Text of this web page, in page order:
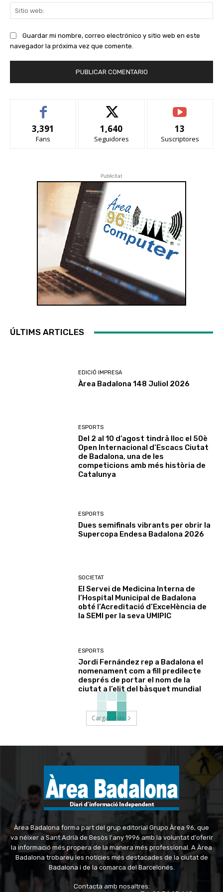
Guardar mi nombre, correo electrónico y sitio web en este
navegador la próxima vez que comente.
3,391
Fans
1,640
Seguidores
13
Suscriptores
Publicitat
ÚLTIMS ARTICLES
EDICIÓ IMPRESA
Àrea Badalona 148 Juliol 2026
ESPORTS
Del 2 al 10 d’agost tindrà lloc el 50è
Open Internacional d’Escacs Ciutat
de Badalona, una de les
competicions amb més història de
Catalunya
ESPORTS
Dues semifinals vibrants per obrir la
Supercopa Endesa Badalona 2026
SOCIETAT
El Servei de Medicina Interna de
l’Hospital Municipal de Badalona
obté l’Acreditació d’Excel·lència de
la SEMI per la seva UMIPIC
ESPORTS
Jordi Fernández rep a Badalona el
nomenament com a fill predilecte
després de portar el nom de la
ciutat a l’elit del bàsquet mundial
Cargar más
Àrea Badalona forma part del grup editorial Grupo Àrea 96, que
va néixer a Sant Adrià de Besòs l'any 1996 amb la voluntat d'oferir
la informació més propera de la manera més professional. A Àrea
Badalona trobareu les notícies més destacades de la ciutat de
Badalona i de la comarca del Barcelonés.
Contacta amb nosaltres: